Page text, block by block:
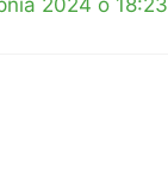
2024 o 18:23